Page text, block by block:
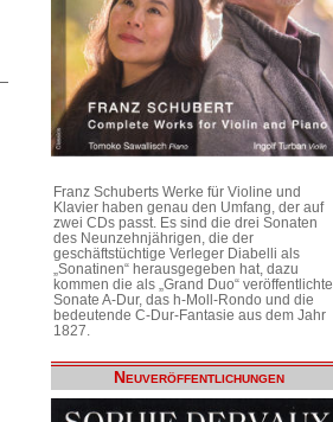
Franz Schuberts Werke für Violine und
Klavier haben genau den Umfang, der auf
zwei CDs passt. Es sind die drei Sonaten
des Neunzehnjährigen, die der
geschäftstüchtige Verleger Diabelli als
„Sonatinen“ herausgegeben hat, dazu
kommen die als „Grand Duo“ veröffentlichte
Sonate A-Dur, das h-Moll-Rondo und die
bedeutende C-Dur-Fantasie aus dem Jahr
1827.
Neuveröffentlichungen